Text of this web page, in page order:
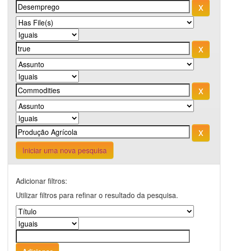
Iniciar uma nova pesquisa
Adicionar filtros:
Utilizar filtros para refinar o resultado da pesquisa.